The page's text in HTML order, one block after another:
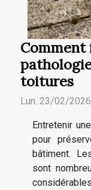
toitures
Lun. 23/02/2026
Entretenir
pour
bâtiment.
sont